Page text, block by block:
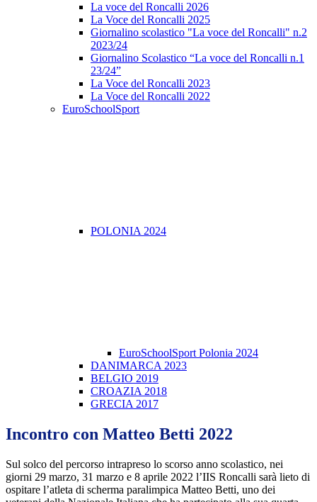
La voce del Roncalli 2026
La Voce del Roncalli 2025
Giornalino scolastico "La voce del Roncalli" n.2
2023/24
Giornalino Scolastico “La voce del Roncalli n.1
23/24”
La Voce del Roncalli 2023
La Voce del Roncalli 2022
EuroSchoolSport
POLONIA 2024
EuroSchoolSport Polonia 2024
DANIMARCA 2023
BELGIO 2019
CROAZIA 2018
GRECIA 2017
Incontro con Matteo Betti 2022
Sul solco del percorso intrapreso lo scorso anno scolastico, nei
giorni 29 marzo, 31 marzo e 8 aprile 2022 l’IIS Roncalli sarà lieto di
ospitare l’atleta di scherma paralimpica Matteo Betti, uno dei